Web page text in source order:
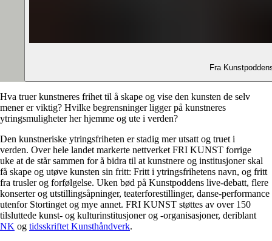
Fra
Hva truer kunstneres frihet til å skape og vise den kunsten de selv
mener er viktig? Hvilke begrensninger ligger på kunstneres
ytringsmuligheter her hjemme og ute i verden?
Den kunstneriske ytringsfriheten er stadig mer utsatt og truet i
verden. Over hele landet markerte nettverket FRI KUNST forrige
uke at de står sammen for å bidra til at kunstnere og institusjoner skal
få skape og utøve kunsten sin fritt: Fritt i ytringsfrihetens navn, og fritt
fra trusler og forfølgelse. Uken bød på Kunstpoddens live-debatt, flere
konserter og utstillingsåpninger, teaterforestillinger, danse-performance
utenfor Stortinget og mye annet. FRI KUNST støttes av over 150
tilsluttede kunst- og kulturinstitusjoner og -organisasjoner, deriblant
NK og tidsskriftet Kunsthåndverk.